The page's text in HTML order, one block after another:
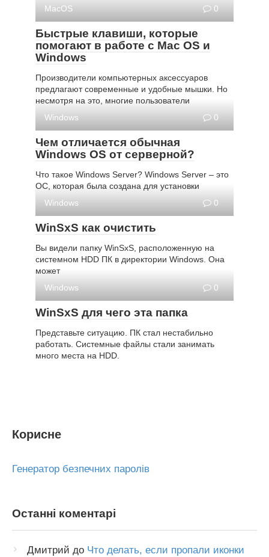
MacOS 0
Быстрые клавиши, которые
помогают в работе с Mac OS и
Windows
Производители компьютерных аксессуаров
предлагают современные и удобные мышки. Но
несмотря на это, многие пользователи
Windows
0
Чем отличается обычная
Windows OS от серверной?
Что такое Windows Server? Windows Server – это
ОС, которая была создана для установки
Windows
0
WinSxS как очистить
Вы видели папку WinSxS, расположенную на
системном HDD ПК в директории Windows. Она
может
Windows
0
WinSxS для чего эта папка
Представьте ситуацию. ПК стал нестабильно
работать. Системные файлы стали занимать
много места на HDD.
Корисне
Генератор безпечних паролів
Останні коментарі
Дмитрий до Что делать, если пропали иконки